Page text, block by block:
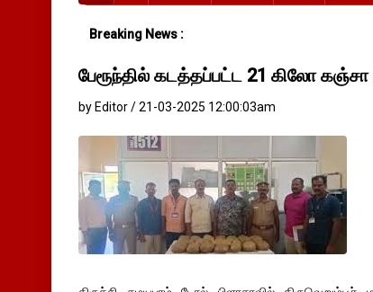
Breaking News :
பேரூந்தில் கடத்தப்பட்ட 21 கிலோ கஞ்சா
by Editor / 21-03-2025 12:00:03am